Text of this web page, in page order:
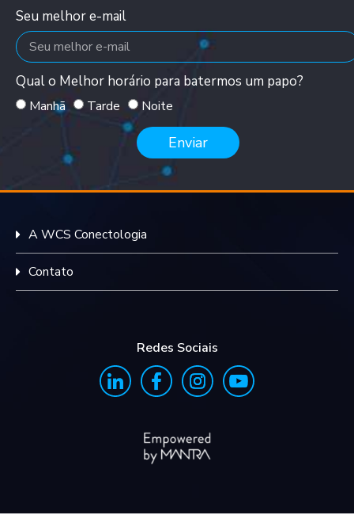
Seu melhor e-mail
Qual o Melhor horário para batermos um papo?
Manhã Tarde Noite
Enviar
A WCS Conectologia
Contato
Redes Sociais